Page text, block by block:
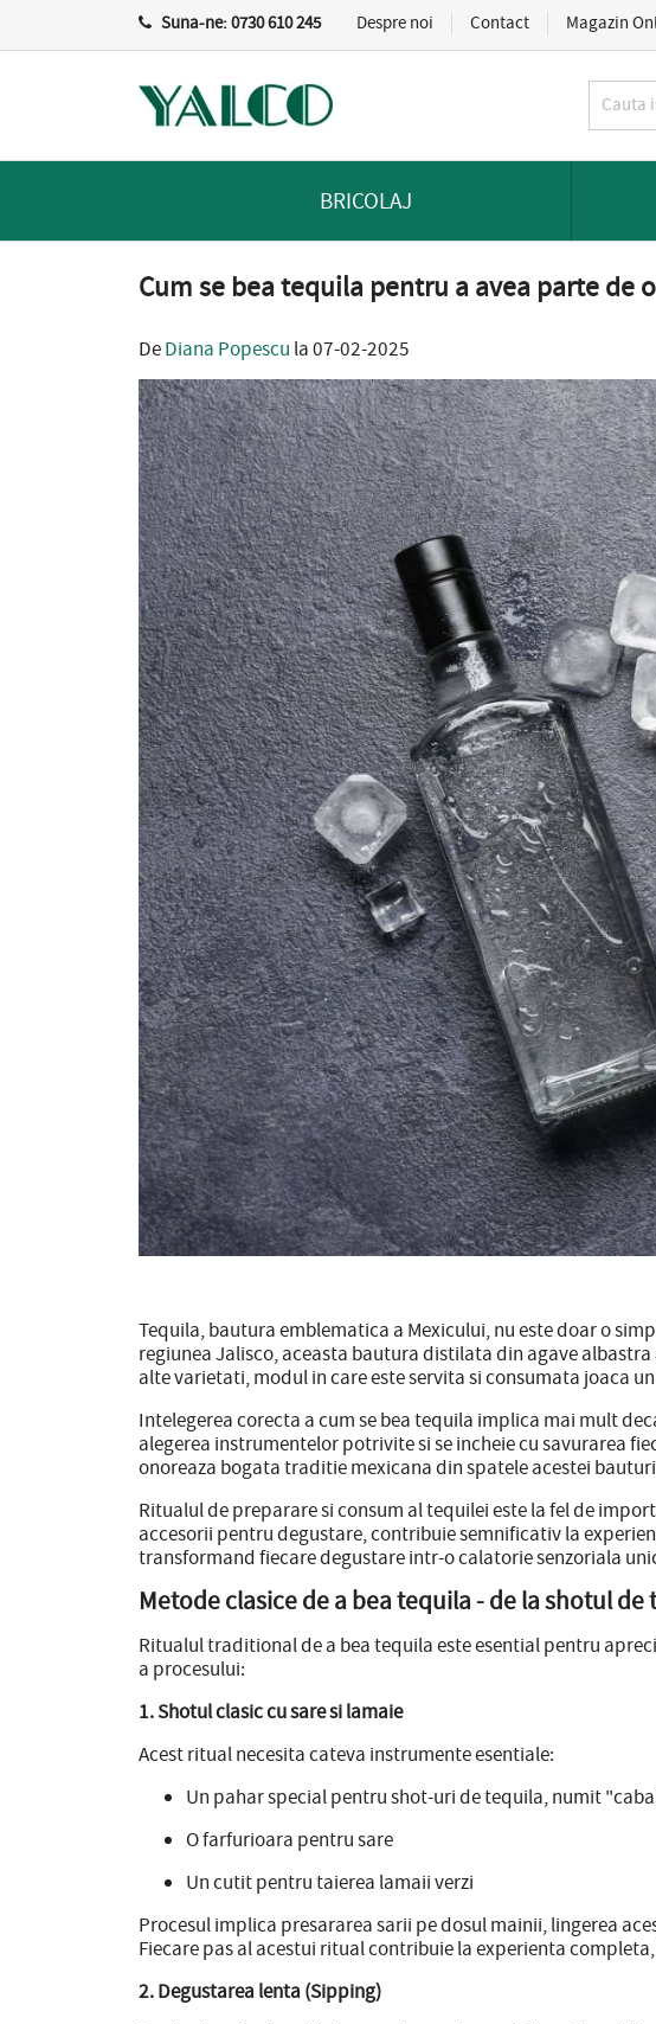
Suna-ne:0730 610 245 Despre noi Contact Magazin
BRICOLAJ
Cum se bea tequila pentru a avea parte
DeDiana Popescu la 07-02-2025
Tequila, bautura emblematica a Mexicului, nu este doar o
regiunea Jalisco, aceasta bautura distilata din agave
alte varietati, modul in care este servita si consumata joaca
Intelegerea corecta a cum se bea tequila implica mai mult
alegerea instrumentelor potrivite si se incheie cu savurarea
onoreaza bogata traditie mexicana din spatele acestei
Ritualul de preparare si consum al tequilei este la fel de
accesorii pentru degustare, contribuie semnificativ la
transformand fiecare degustare intr-o calatorie senzoriala
Metode clasice de a bea tequila - de la shotul
Ritualul traditional de a bea tequila este esential pentru
a procesului:
1. Shotul clasic cu sare si lamaie
Acest ritual necesita cateva instrumente esentiale:
Un pahar special pentru shot-uri de tequila, numit
O farfurioara pentru sare
Un cutit pentru taierea lamaii verzi
Procesul implica presararea sarii pe dosul mainii, lingerea
Fiecare pas al acestui ritual contribuie la experienta
2. Degustarea lenta (Sipping)